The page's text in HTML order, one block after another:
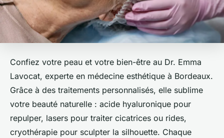
Confiez votre peau et votre bien-être au Dr. Emma
Lavocat, experte en médecine esthétique à Bordeaux.
Grâce à des traitements personnalisés, elle sublime
votre beauté naturelle : acide hyaluronique pour
repulper, lasers pour traiter cicatrices ou rides,
cryothérapie pour sculpter la silhouette. Chaque